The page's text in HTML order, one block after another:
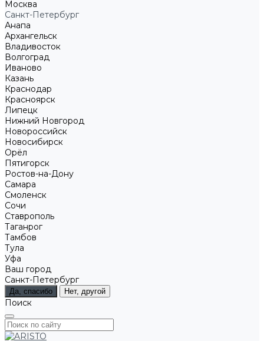
Москва
Санкт-Петербург
Анапа
Архангельск
Владивосток
Волгоград
Иваново
Казань
Краснодар
Красноярск
Липецк
Нижний Новгород
Новороссийск
Новосибирск
Орёл
Пятигорск
Ростов-на-Дону
Самара
Смоленск
Сочи
Ставрополь
Таганрог
Тамбов
Тула
Уфа
Ваш город
Санкт-Петербург
Да, спасибо Нет, другой
Поиск